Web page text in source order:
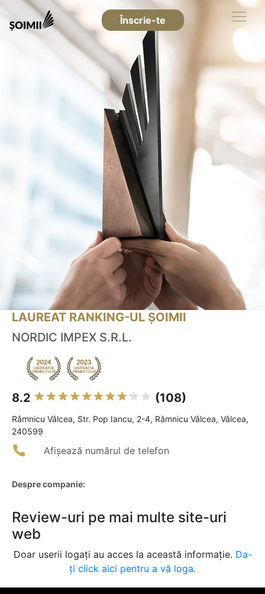
Înscrie-te
LAUREAT RANKING-UL ȘOIMII
NORDIC IMPEX S.R.L.
8.2 (108)
Râmnicu Vâlcea, Str. Pop Iancu, 2-4, Râmnicu Vâlcea, Vâlcea,
240599
Afișează numărul de telefon
Despre companie:
Review-uri pe mai multe site-uri
web
Doar userii logați au acces la această informație. Da-
ți click aici pentru a vă loga.